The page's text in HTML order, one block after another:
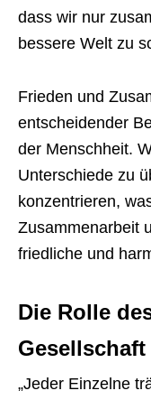
dass wir nur
bessere Welt zu
Frieden und
entscheidender
der Menschheit.
Unterschiede zu
konzentrieren,
Zusammenarbeit
friedliche und
Die Rolle
Gesellschaft
„Jeder Einzelne